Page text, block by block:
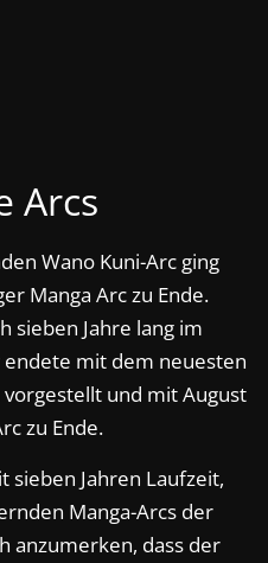
Arcs
Wano Kuni-Arc ging
Manga Arc zu Ende.
sieben Jahre lang im
endete mit dem neuesten
und mit August
zu Ende.
sieben Jahren Laufzeit,
Manga-Arcs der
anzumerken, dass der